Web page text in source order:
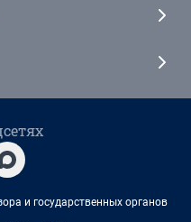
и государственных органов